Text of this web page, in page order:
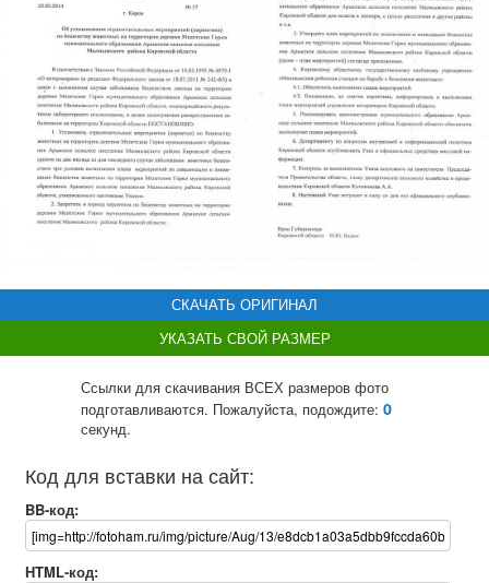
СКАЧАТЬ ОРИГИНАЛ
УКАЗАТЬ СВОЙ РАЗМЕР
Ссылки для скачивания ВСЕХ размеров фото
подготавливаются. Пожалуйста, подождите: 0
секунд.
Код для вставки на сайт:
BB-код:
HTML-код: